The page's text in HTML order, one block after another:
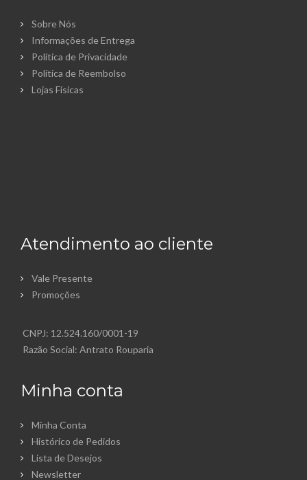
Sobre Nós
Informações de Entrega
Política de Privacidade
Política de Reembolso
Lojas Físicas
Atendimento ao cliente
Vale Presente
Promoções
CNPJ: 12.524.160/0001-19
Razão Social: Antrato Rouparia
Minha conta
Minha Conta
Histórico de Pedidos
Lista de Desejos
Newsletter